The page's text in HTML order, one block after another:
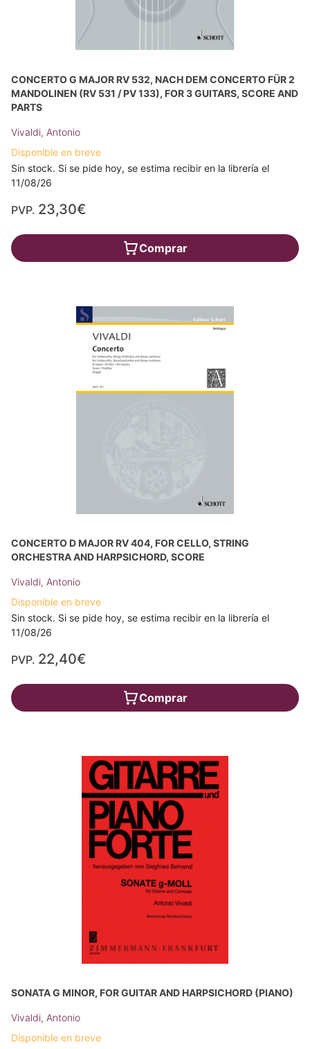
CONCERTO G MAJOR RV 532, NACH DEM CONCERTO FÜR 2
MANDOLINEN (RV 531 / PV 133), FOR 3 GUITARS, SCORE AND
PARTS
Vivaldi, Antonio
Disponible en breve
Sin stock. Si se pide hoy, se estima recibir en la librería el
11/08/26
PVP. 23,30€
Comprar
CONCERTO D MAJOR RV 404, FOR CELLO, STRING
ORCHESTRA AND HARPSICHORD, SCORE
Vivaldi, Antonio
Disponible en breve
Sin stock. Si se pide hoy, se estima recibir en la librería el
11/08/26
PVP. 22,40€
Comprar
SONATA G MINOR, FOR GUITAR AND HARPSICHORD (PIANO)
Vivaldi, Antonio
Disponible en breve